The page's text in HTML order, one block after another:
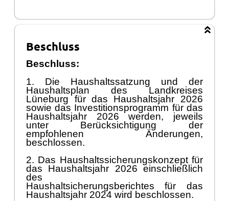
Beschluss
Beschluss:
1. Die Haushaltssatzung und der
Haushaltsplan des Landkreises
Lüneburg für das Haushaltsjahr 2026
sowie das Investitionsprogramm für das
Haushaltsjahr 2026 werden, jeweils
unter Berücksichtigung der
empfohlenen Änderungen,
beschlossen.
2. Das Haushaltssicherungskonzept für
das Haushaltsjahr 2026 einschließlich
des
Haushaltsicherungsberichtes für das
Haushaltsjahr 2024 wird beschlossen.